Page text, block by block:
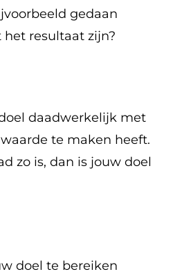
gedaan
resultaat zijn?
daadwerkelijk met
te maken heeft.
zo is, dan is jouw doel
doel te bereiken